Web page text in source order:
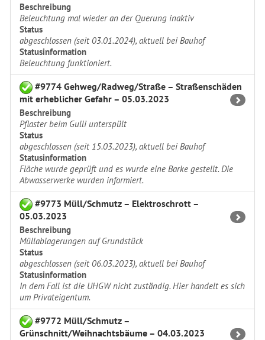
Beschreibung
Beleuchtung mal wieder an der Querung inaktiv
Status
abgeschlossen (seit 03.01.2024), aktuell bei Bauhof
Statusinformation
Beleuchtung funktioniert.
#9774 Gehweg/Radweg/Straße – Straßenschäden
mit erheblicher Gefahr – 05.03.2023
Beschreibung
Pflaster beim Gulli unterspült
Status
abgeschlossen (seit 15.03.2023), aktuell bei Bauhof
Statusinformation
Fläche wurde geprüft und es wurde eine Barke gestellt. Die
Abwasserwerke wurden informiert.
#9773 Müll/Schmutz – Elektroschrott –
05.03.2023
Beschreibung
Müllablagerungen auf Grundstück
Status
abgeschlossen (seit 06.03.2023), aktuell bei Bauhof
Statusinformation
In dem Fall ist die UHGW nicht zuständig. Hier handelt es sich
um Privateigentum.
#9772 Müll/Schmutz –
Grünschnitt/Weihnachtsbäume – 04.03.2023